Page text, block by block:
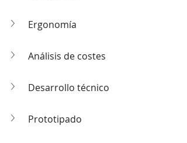
Ergonomía
Análisis de costes
Desarrollo técnico
Prototipado